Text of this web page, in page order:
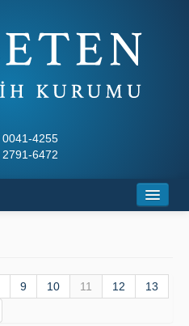
0041-4255
2791-6472
9 10 11 12
13